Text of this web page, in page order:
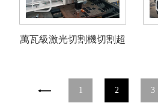
萬瓦級激光切割機切割超
1 2 3